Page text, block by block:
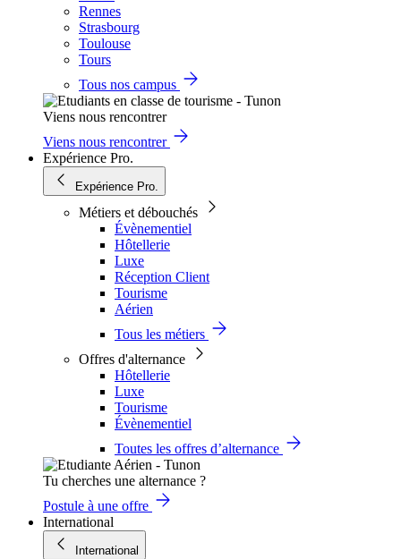
Rennes
Strasbourg
Toulouse
Tours
Tous nos campus
Viens nous rencontrer
Viens nous rencontrer
Expérience Pro.
Expérience Pro.
Métiers et débouchés
Évènementiel
Hôtellerie
Luxe
Réception Client
Tourisme
Aérien
Tous les métiers
Offres d'alternance
Hôtellerie
Luxe
Tourisme
Évènementiel
Toutes les offres d’alternance
Tu cherches une alternance ?
Postule à une offre
International
International